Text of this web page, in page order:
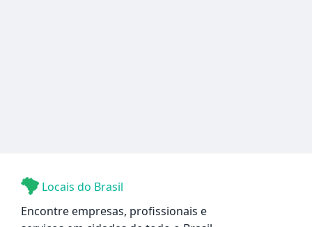
Locais do Brasil
Encontre empresas, profissionais e